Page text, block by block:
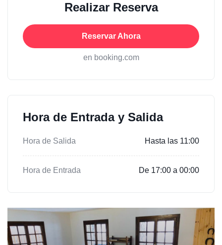
Realizar Reserva
Reservar Ahora
en booking.com
Hora de Entrada y Salida
Hora de Salida Hasta las 11:00
Hora de Entrada De 17:00 a 00:00